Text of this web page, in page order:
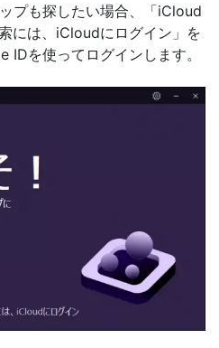
プも探したい場合、「iCloud
には、iCloudにログイン」を
IDを使ってログインします。